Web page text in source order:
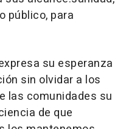
público, para
su esperanza
sin olvidar a los
las comunidades su
de que